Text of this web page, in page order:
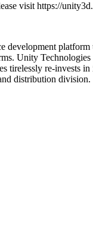
visit https://
Unity
re-invests
distribution